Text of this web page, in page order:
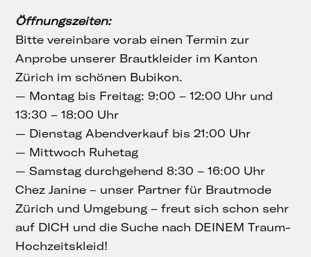
Öffnungszeiten:
Bitte vereinbare vorab einen Termin zur
Anprobe unserer Brautkleider im Kanton
Zürich im schönen Bubikon.
— Montag bis Freitag: 9:00 – 12:00 Uhr und
13:30 – 18:00 Uhr
— Dienstag Abendverkauf bis 21:00 Uhr
— Mittwoch Ruhetag
— Samstag durchgehend 8:30 – 16:00 Uhr
Chez Janine – unser Partner für Brautmode
Zürich und Umgebung – freut sich schon sehr
auf DICH und die Suche nach DEINEM Traum-
Hochzeitskleid!